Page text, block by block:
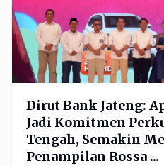
Dirut Bank Jateng:
Jadi Komitmen
Tengah, Semakin
Penampilan Rossa ...